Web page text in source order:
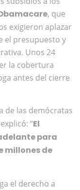
, que
exigieron aplazar
el presupuesto y
Unos 24
la cobertura
antes del cierre
de las demócratas
“El
para
millones de
el derecho a